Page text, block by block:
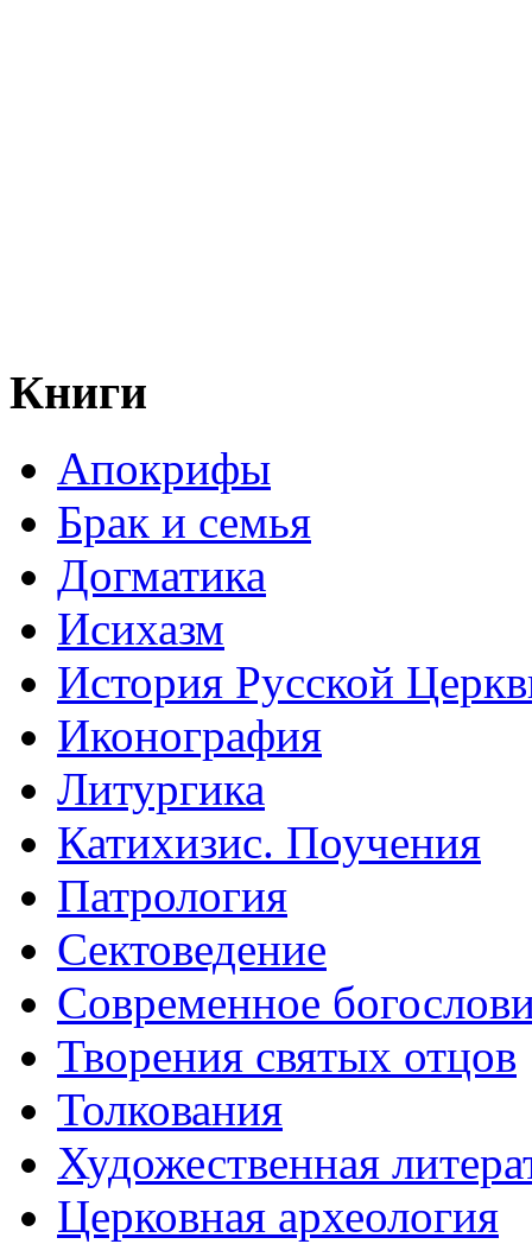
Книги
Апокрифы
Брак и семья
Догматика
Исихазм
История Русской
Иконография
Литургика
Катихизис. Поучения
Патрология
Сектоведение
Современное
Творения святых отцов
Толкования
Художественная
Церковная археология